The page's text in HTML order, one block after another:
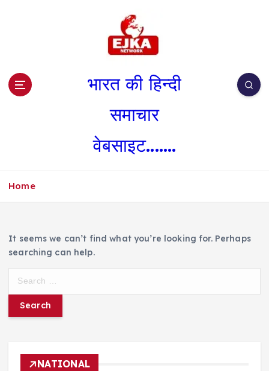
भारत की हिन्दी
समाचार
वेबसाइट.......
Home
It seems we can’t find what you’re looking for. Perhaps
searching can help.
r
NATIONAL